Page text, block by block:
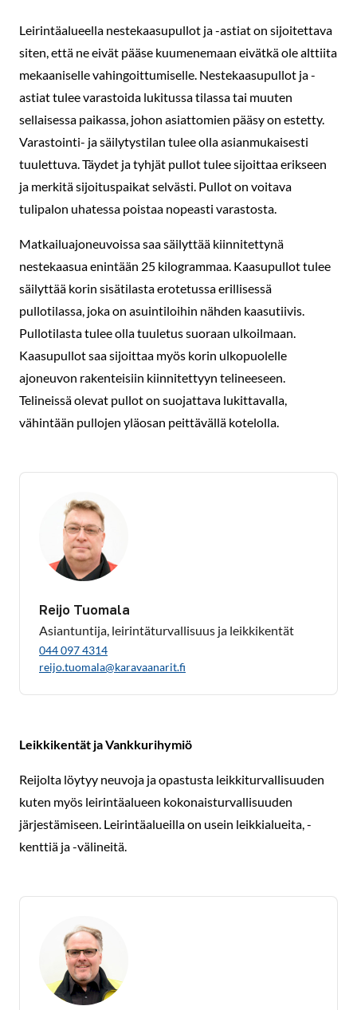
Leirintäalueella nestekaasupullot ja -astiat on sijoitettava
siten, että ne eivät pääse kuumenemaan eivätkä ole alttiita
mekaaniselle vahingoittumiselle. Nestekaasupullot ja -
astiat tulee varastoida lukitussa tilassa tai muuten
sellaisessa paikassa, johon asiattomien pääsy on estetty.
Varastointi- ja säilytystilan tulee olla asianmukaisesti
tuulettuva. Täydet ja tyhjät pullot tulee sijoittaa erikseen
ja merkitä sijoituspaikat selvästi. Pullot on voitava
tulipalon uhatessa poistaa nopeasti varastosta.
Matkailuajoneuvoissa saa säilyttää kiinnitettynä
nestekaasua enintään 25 kilogrammaa. Kaasupullot tulee
säilyttää korin sisätilasta erotetussa erillisessä
pullotilassa, joka on asuintiloihin nähden kaasutiivis.
Pullotilasta tulee olla tuuletus suoraan ulkoilmaan.
Kaasupullot saa sijoittaa myös korin ulkopuolelle
ajoneuvon rakenteisiin kiinnitettyyn telineeseen.
Telineissä olevat pullot on suojattava lukittavalla,
vähintään pullojen yläosan peittävällä kotelolla.
Reijo Tuomala
Asiantuntija, leirintäturvallisuus ja leikkikentät
044 097 4314
reijo.tuomala@karavaanarit.fi
Leikkikentät ja Vankkurihymiö
Reijolta löytyy neuvoja ja opastusta leikkiturvallisuuden
kuten myös leirintäalueen kokonaisturvallisuuden
järjestämiseen. Leirintäalueilla on usein leikkialueita, -
kenttiä ja -välineitä.